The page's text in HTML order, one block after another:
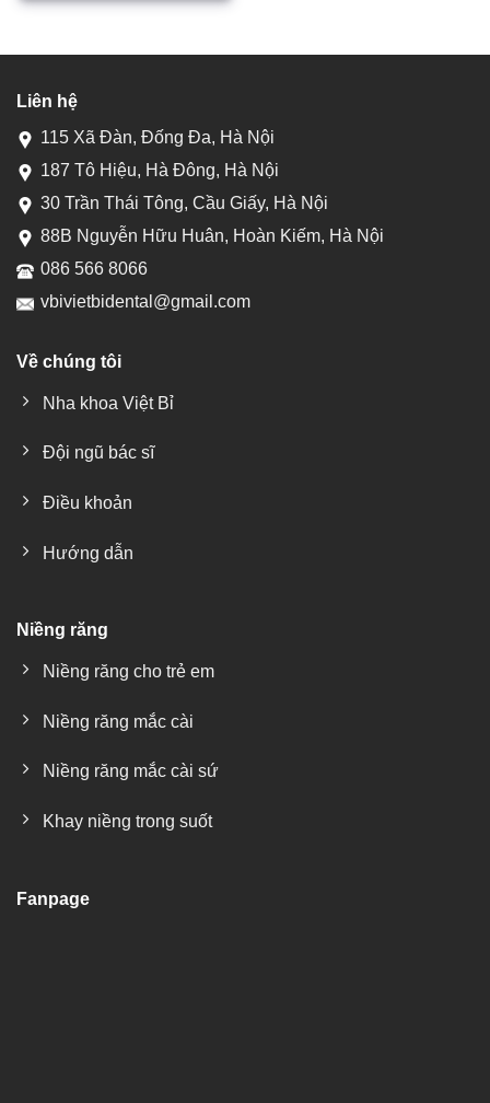
Liên hệ
115 Xã Đàn, Đống Đa, Hà Nội
187 Tô Hiệu, Hà Đông, Hà Nội
30 Trần Thái Tông, Cầu Giấy, Hà Nội
88B Nguyễn Hữu Huân, Hoàn Kiếm, Hà Nội
086 566 8066
vbivietbidental@gmail.com
Về chúng tôi
Nha khoa Việt Bỉ
Đội ngũ bác sĩ
Điều khoản
Hướng dẫn
Niềng răng
Niềng răng cho trẻ em
Niềng răng mắc cài
Niềng răng mắc cài sứ
Khay niềng trong suốt
Fanpage